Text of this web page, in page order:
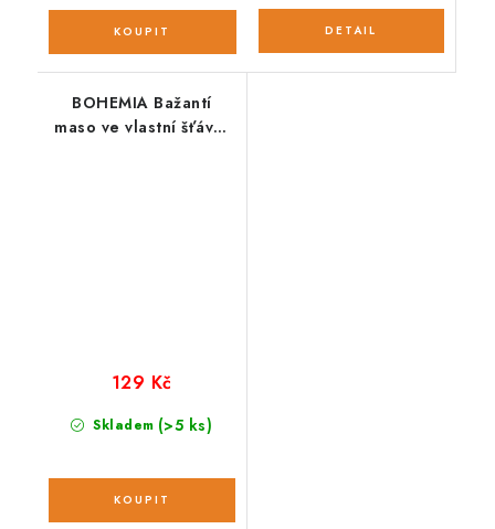
BOHEMIA Bažantí
maso ve vlastní šťávě;
Skladem (>5 ks)
129 Kč